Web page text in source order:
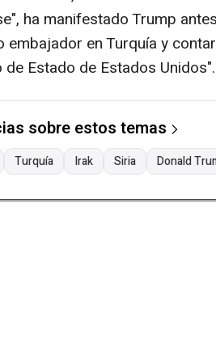
ha manifestado Trump
embajador en Turquía y
de Estado de Estados Unidos".
sobre estos temas
Turquía Irak Siria Donald